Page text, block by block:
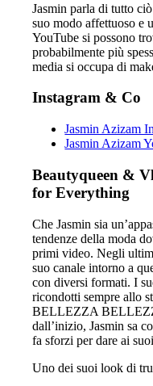
Jasmin parla di tutto
suo modo affettuoso e
YouTube si possono
probabilmente più
media si occupa di
Instagram & Co
Jasmin Azizam
Jasmin Azizam
Beautyqueen &
for Everything
Che Jasmin sia
tendenze della moda
primi video. Negli
suo canale intorno a
con diversi formati. I
ricondotti sempre allo
BELLEZZA
dall’inizio, Jasmin sa
fa sforzi per dare ai
Uno dei suoi look di